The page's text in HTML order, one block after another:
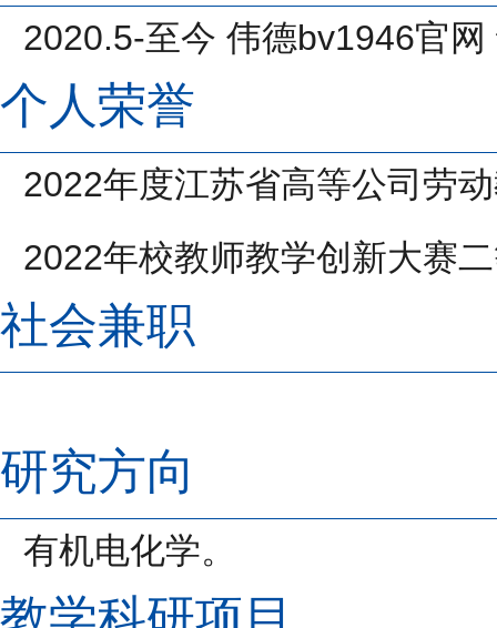
2020.5-至今 伟德bv1946官网
个人荣誉
2022年度江苏省高等公司劳
2022年校教师教学创新大赛
社会兼职
研究方向
有机电化学。